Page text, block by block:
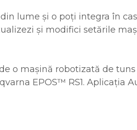
lume și o poți integra în
și modifici setările
o mașină robotizată de
EPOS™ RS1. Aplicația